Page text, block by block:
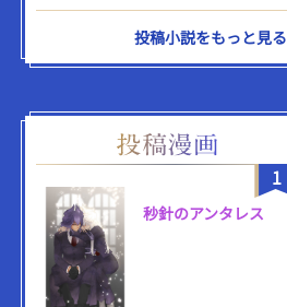
投稿小説をもっと見る
1
秒針のアンタレス